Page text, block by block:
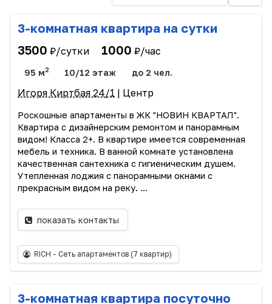
3-комнатная квартира на сутки
3500 ₽/сутки 1000 ₽/час
95 м2 10/12 этаж до 2 чел.
Игоря Киртбая 24/1 | Центр
Роскошные апартаменты в ЖК "НОВИН КВАРТАЛ".
Квартира с дизайнерским ремонтом и панорамным
видом! Класса 2+. В квартире имеется современная
мебель и техника. В ванной комнате установлена
качественная сантехника с гигиеническим душем.
Утепленная лоджия с панорамными окнами с
прекрасным видом на реку. ...
показать контакты
RICH - Сеть апартаментов (7 квартир)
3-комнатная квартира посуточно